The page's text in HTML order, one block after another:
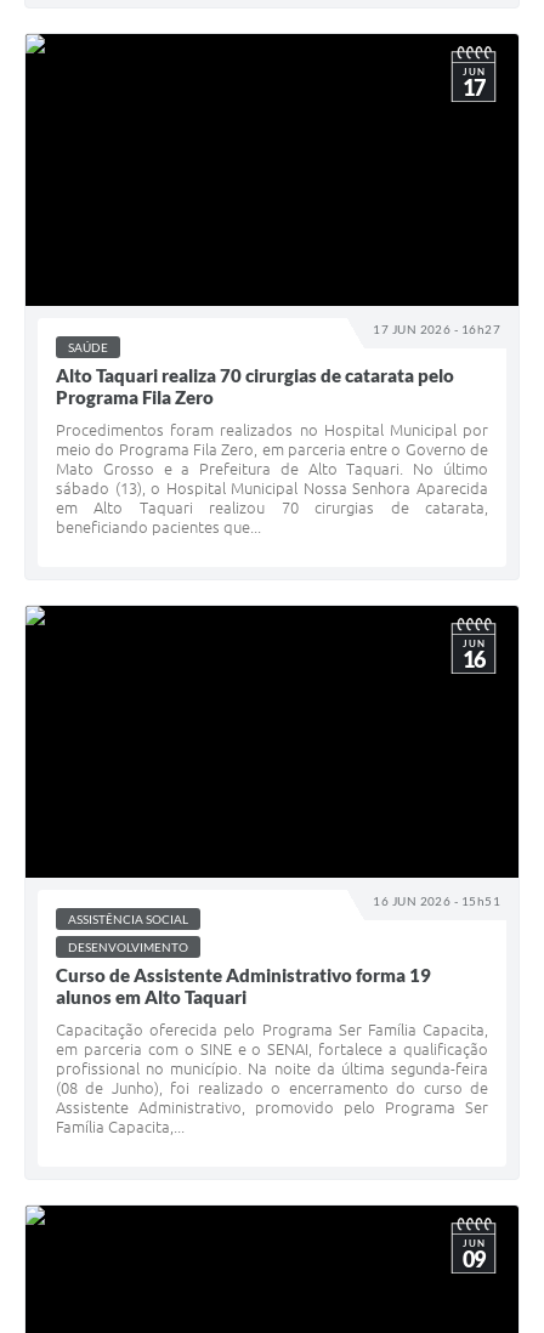
17 JUN 2026 - 16h27
JUN
17
SAÚDE
Alto Taquari realiza 70 cirurgias de catarata pelo
Programa Fila Zero
Procedimentos foram realizados no Hospital Municipal por
meio do Programa Fila Zero, em parceria entre o Governo de
Mato Grosso e a Prefeitura de Alto Taquari. No último
sábado (13), o Hospital Municipal Nossa Senhora Aparecida
em Alto Taquari realizou 70 cirurgias de catarata,
beneficiando pacientes que...
16 JUN 2026 - 15h51
JUN
16
ASSISTÊNCIA SOCIAL
DESENVOLVIMENTO
Curso de Assistente Administrativo forma 19
alunos em Alto Taquari
Capacitação oferecida pelo Programa Ser Família Capacita,
em parceria com o SINE e o SENAI, fortalece a qualificação
profissional no município. Na noite da última segunda-feira
(08 de Junho), foi realizado o encerramento do curso de
Assistente Administrativo, promovido pelo Programa Ser
Família Capacita,...
JUN
09